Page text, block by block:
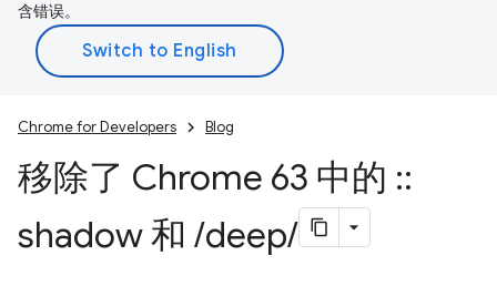
含错误。
Chrome for Developers Blog
移除了 Chrome 63 中的 ::
shadow 和 /deep/